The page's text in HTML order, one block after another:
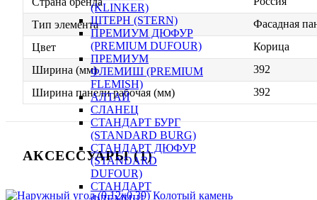
(KLINKER)
ШТЕРН (STERN)
ПРЕМИУМ ДЮФУР
(PREMIUM DUFOUR)
ПРЕМИУМ
ФЛЕМИШ (PREMIUM
FLEMISH)
АЛТАЙ
СЛАНЕЦ
СТАНДАРТ БУРГ
(STANDARD BURG)
СТАНДАРТ ДЮФУР
(STANDARD
DUFOUR)
СТАНДАРТ
Тип элемента
Фасадная
Цвет
Корица
Ширина (мм)
392
Ширина панели рабочая (мм)
392
АКСЕССУАРЫ (1)